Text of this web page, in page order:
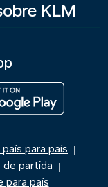
KLM
país para país |
de partida |
para país